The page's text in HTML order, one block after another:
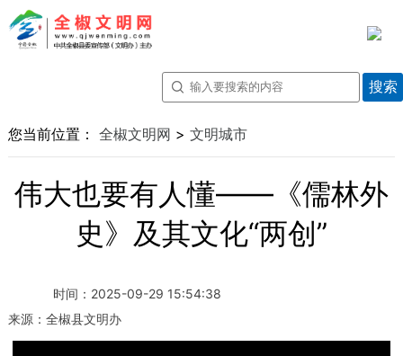
您当前位置： 全椒文明网 > 文明城市
伟大也要有人懂——《儒林外
史》及其文化“两创”
时间： 2025-09-29 15:54:38
来源： 全椒县文明办